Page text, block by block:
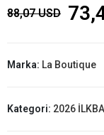
88,07 USD
Marka: La Boutique
Kategori: 2026